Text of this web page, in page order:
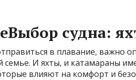
судна:
в плавание, важно
семье. И яхты, и катамараны
влияют на комфорт и